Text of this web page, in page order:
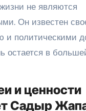
не являются
Он известен
и политическими
остается в
и ценности
Садыр